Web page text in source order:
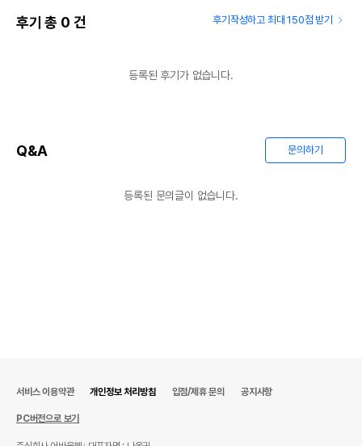
후기 총 0 건 후기작성하고 최대 150점 받기
등록된 후기가 없습니다.
Q&A 문의하기
등록된 문의글이 없습니다.
서비스 이용약관 개인정보 처리방침 입점/제휴 문의 공지사항
PC버전으로 보기